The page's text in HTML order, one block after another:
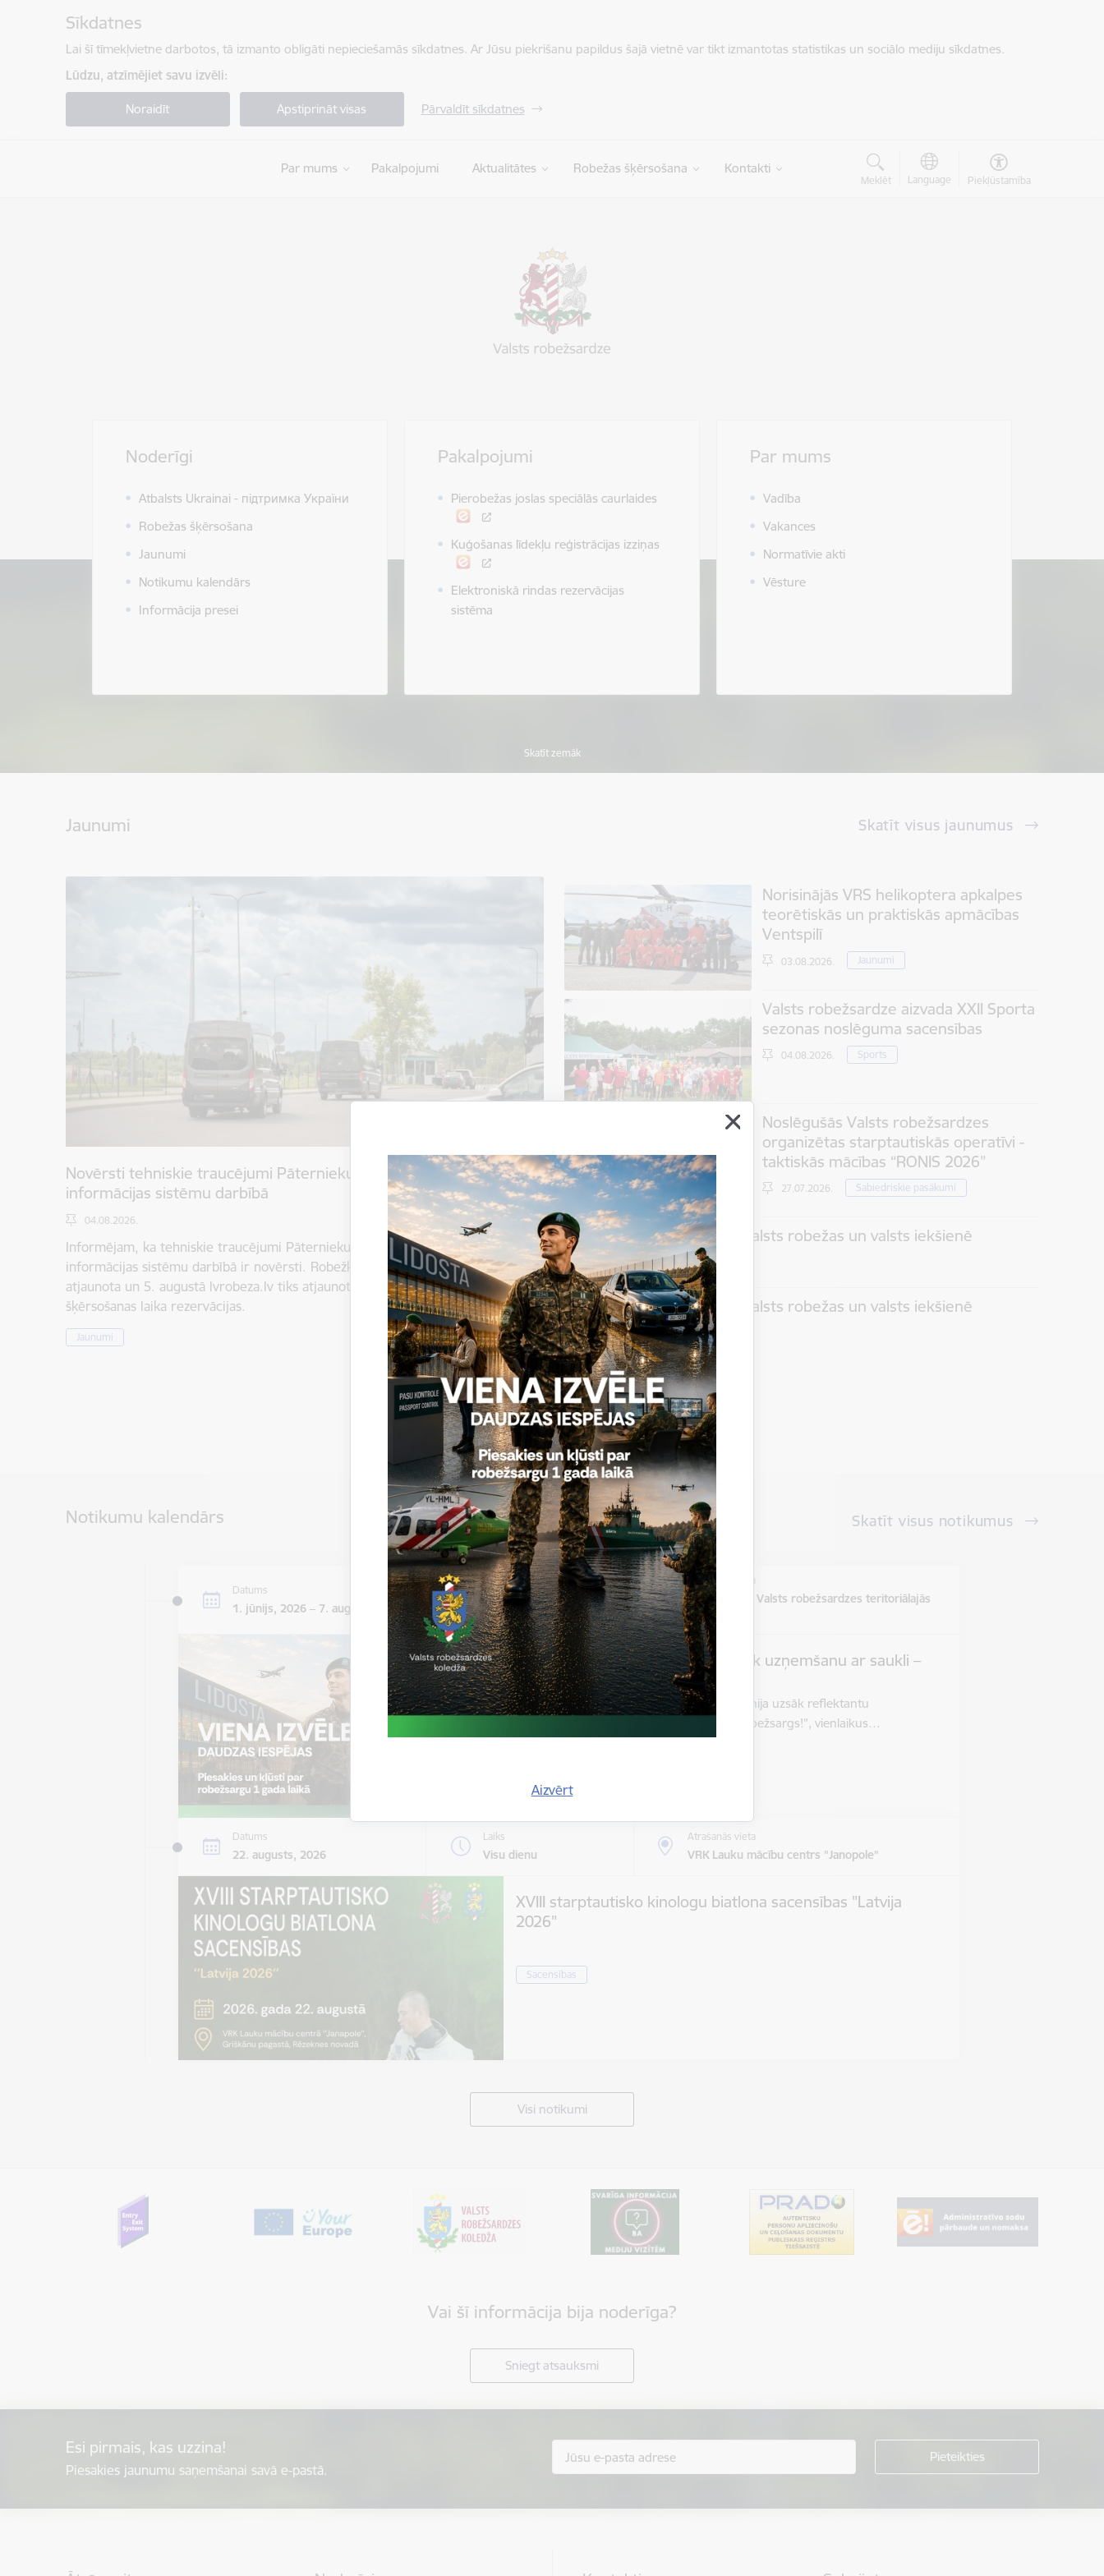
Sīkdatnes
Lai šī tīmekļvietne darbotos, tā izmanto obligāti nepieciešamās sīkdatnes. Ar Jūsu piekrišanu papildus šajā vietnē var tikt izmantotas statistikas un sociālo mediju sīkdatnes.
Lūdzu, atzīmējiet savu izvēli:
Noraidīt Apstiprināt visas Pārvaldīt sīkdatnes
Par mums Pakalpojumi Aktualitātes Robežas šķērsošana Kontakti
Meklēt Language Piekļūstamība
Aizvērt
Noderīgi
Atbalsts Ukrainai - підтримка України
Robežas šķērsošana
Jaunumi
Notikumu kalendārs
Informācija presei
Pakalpojumi
Pierobežas joslas speciālās caurlaides
Kuģošanas līdekļu reģistrācijas izziņas
Elektroniskā rindas rezervācijas
sistēma
Par mums
Vadība
Vakances
Normatīvie akti
Vēsture
Skatīt zemāk
Jaunumi Skatīt visus jaunumus
Novērsti tehniskie traucējumi Pāternieku robežkontroles punkta
informācijas sistēmu darbībā
04.08.2026.
Informējam, ka tehniskie traucējumi Pāternieku robežkontroles punkta
informācijas sistēmu darbībā ir novērsti. Robežkontroles veikšana ir pilnībā
atjaunota un 5. augustā lvrobeza.lv tiks atjaunota iespēja veikt jaunas robežas
šķērsošanas laika rezervācijas.
Jaunumi
Norisinājās VRS helikoptera apkalpes
teorētiskās un praktiskās apmācības
Ventspilī
03.08.2026. Jaunumi
Valsts robežsardze aizvada XXII Sporta
sezonas noslēguma sacensības
04.08.2026. Sports
Noslēgušās Valsts robežsardzes
organizētas starptautiskās operatīvi -
taktiskās mācības “RONIS 2026”
27.07.2026. Sabiedriskie pasākumi
2026. gada 6. augusts uz valsts robežas un valsts iekšienē
07.08.2026. Statistika
2026. gada 5. augusts uz valsts robežas un valsts iekšienē
06.08.2026. Statistika
Visi jaunumi
Notikumu kalendārs Skatīt visus notikumus
Datums
1. jūnijs, 2026 – 7. augusts, 2026
Laiks
0.00
Atrašanās vieta
tiešsaistē un Valsts robežsardzes teritoriālajās
pārvaldēs
Valsts robežsardzes koledža uzsāk uzņemšanu ar saukli –
“Viens gads un esi robežsargs!”
Valsts robežsardzes koledža (VRK) no 1. jūnija uzsāk reflektantu
uzņemšanu ar saukli “Viens gads un esi robežsargs!”, vienlaikus…
Datums
22. augusts, 2026
Laiks
Visu dienu
Atrašanās vieta
VRK Lauku mācību centrs "Janopole"
XVIII starptautisko kinologu biatlona sacensības "Latvija
2026"
Sacensības
Visi notikumi
Vai šī informācija bija noderīga?
Sniegt atsauksmi
Esi pirmais, kas uzzina!
Piesakies jaunumu saņemšanai savā e-pastā.